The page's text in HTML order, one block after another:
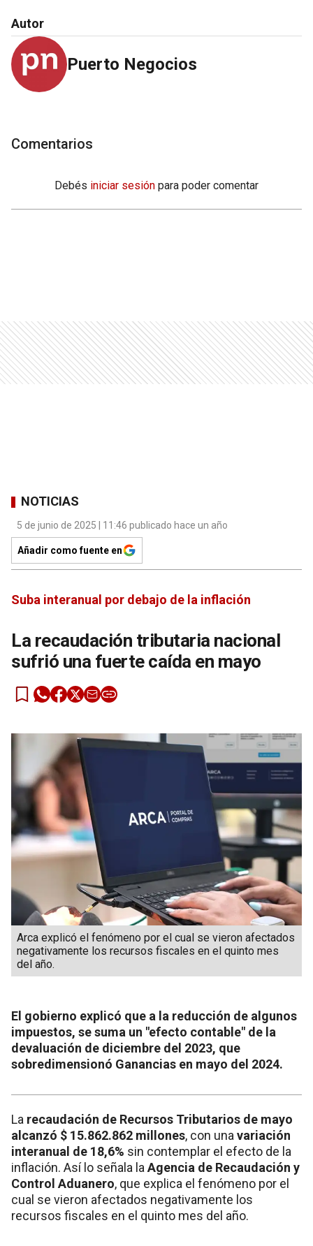
Autor
Puerto Negocios
Comentarios
Debés iniciar sesión para poder comentar
NOTICIAS
5 de junio de 2025 | 11:46 publicado hace un año
Añadir como fuente en
Suba interanual por debajo de la inflación
La recaudación tributaria nacional
sufrió una fuerte caída en mayo
Arca explicó el fenómeno por el cual se vieron afectados
negativamente los recursos fiscales en el quinto mes
del año.
El gobierno explicó que a la reducción de algunos
impuestos, se suma un "efecto contable" de la
devaluación de diciembre del 2023, que
sobredimensionó Ganancias en mayo del 2024.
La recaudación de Recursos Tributarios de mayo
alcanzó $ 15.862.862 millones, con una variación
interanual de 18,6% sin contemplar el efecto de la
inflación. Así lo señala la Agencia de Recaudación y
Control Aduanero, que explica el fenómeno por el
cual se vieron afectados negativamente los
recursos fiscales en el quinto mes del año.